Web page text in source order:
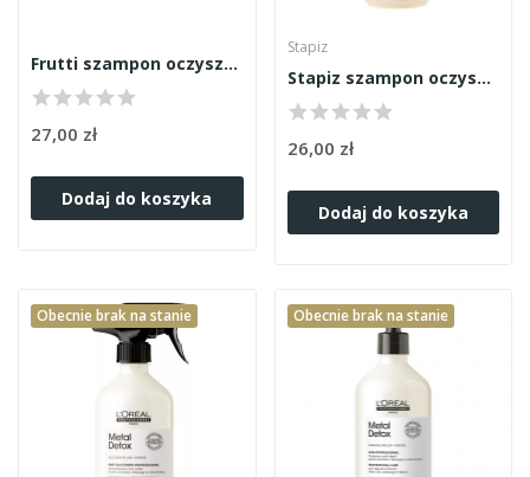
Frutti szampon oczyszczający 1000ml
27,00 zł
Dodaj do koszyka
Stapiz
Stapiz szampon oczyszczający 1000ml
26,00 zł
Dodaj do koszyka
Obecnie brak na stanie Obecnie brak na stanie